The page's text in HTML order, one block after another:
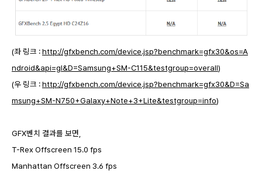
(좌 링크 :http://gfxbench.com/device.jsp?benchmark=gfx30&os=A
ndroid&api=gl&D=Samsung+SM-C115&testgroup=overall)
(우 링크 :http://gfxbench.com/device.jsp?benchmark=gfx30&D=Sa
msung+SM-N750+Galaxy+Note+3+Lite&testgroup=info)
GFX벤치 결과를 보면,
T-Rex Offscreen 15.0 fps
Manhattan Offscreen 3.6 fps